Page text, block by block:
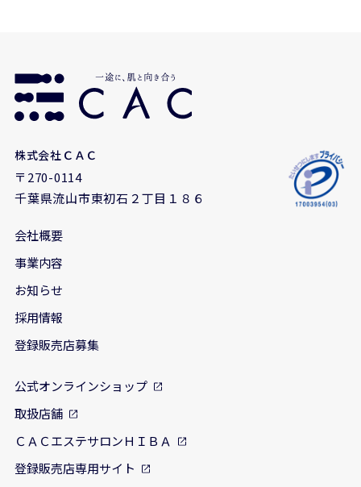
株式会社ＣＡＣ
〒270-0114
千葉県流山市東初石２丁目１８６
会社概要
事業内容
お知らせ
採用情報
登録販売店募集
公式オンラインショップ
取扱店舗
ＣＡＣエステサロンＨＩＢＡ
登録販売店専用サイト